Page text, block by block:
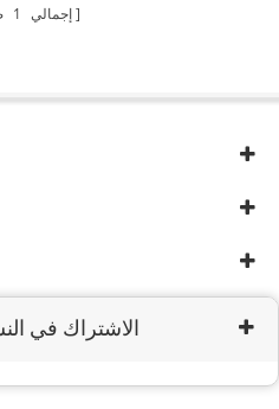
إجمالي 1
الاشتراك في